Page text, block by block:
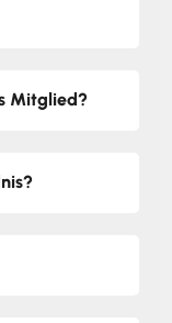
Mitglied?